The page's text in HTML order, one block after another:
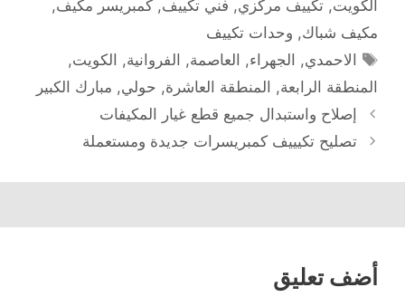
الكويت, تكييف مركزي, فني تكييف, كمبريسر مكيف,
مكيف شباك, وحدات تكييف
الوسوم
الاحمدي, الجهراء, العاصمة, الفروانية, الكويت,
المنطقة الرابعة, المنطقة العاشرة, حولي, مبارك الكبير
إصلاح واستبدال جميع قطع غيار المكيفات
تصليح تكيييف كمبريسرات جديدة ومستعملة
أضف تعليق